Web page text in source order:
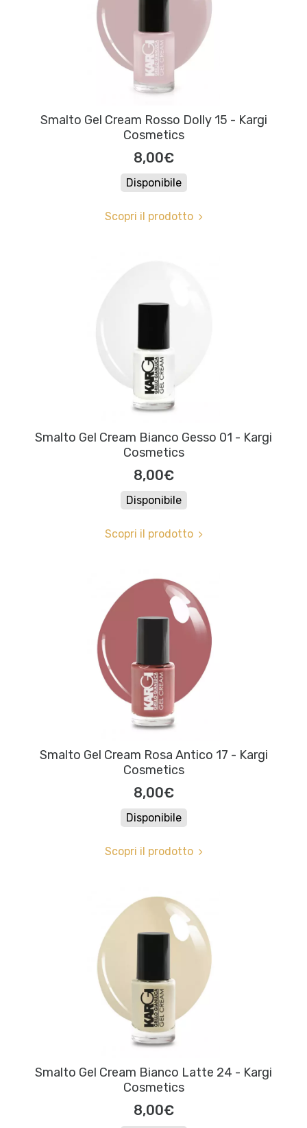
Smalto Gel Cream Rosso Dolly 15 - Kargi
Cosmetics
8,00€
Disponibile
Scopri il prodotto
Smalto Gel Cream Bianco Gesso 01 - Kargi
Cosmetics
8,00€
Disponibile
Scopri il prodotto
Smalto Gel Cream Rosa Antico 17 - Kargi
Cosmetics
8,00€
Disponibile
Scopri il prodotto
Smalto Gel Cream Bianco Latte 24 - Kargi
Cosmetics
8,00€